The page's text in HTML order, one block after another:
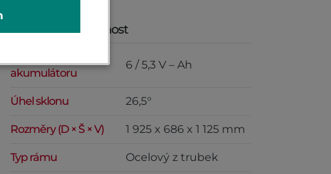
Rozměry a hmotnost
akumulátoru
6 / 5,3 V – Ah
Úhel sklonu 26,5°
Rozměry (D × Š × V) 1 925 x 686 x 1 125 mm
Typ rámu Ocelový z trubek